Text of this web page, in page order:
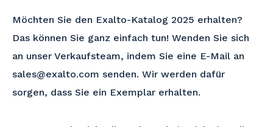
Möchten Sie den Exalto-Katalog 2025 erhalten?
Das können Sie ganz einfach tun! Wenden Sie sich
an unser Verkaufsteam, indem Sie eine E-Mail an
sales@exalto.com senden. Wir werden dafür
sorgen, dass Sie ein Exemplar erhalten.